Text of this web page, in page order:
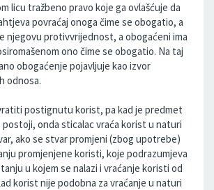
licu tražbeno pravo koje ga ovlašćuje da
povraćaj onoga čime se obogatio, a
njegovu protivvrijednost, a obogaćeni ima
ono čime se obogatio. Na taj
obogaćenje pojavljuje kao izvor
odnosa.
postignutu korist, pa kad je predmet
onda sticalac vraća korist u naturi
ako se stvar promjeni (zbog upotrebe)
promjenjene koristi, koje podrazumjeva
u kojem se nalazi i vraćanje koristi od
korist nije podobna za vraćanje u naturi